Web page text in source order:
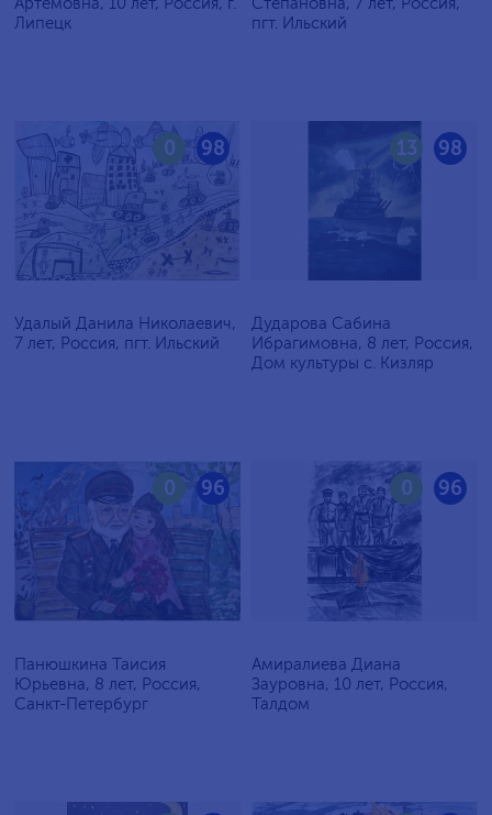
Липецк
пгт. Ильский
98
0
Удалый Данила Николаевич,
7 лет, Россия, пгт. Ильский
98
13
Дударова Сабина
Ибрагимовна, 8 лет, Россия,
Дом культуры с. Кизляр
96
0
Панюшкина Таисия
Юрьевна, 8 лет, Россия,
Санкт-Петербург
96
0
Амиралиева Диана
Зауровна, 10 лет, Россия,
Талдом